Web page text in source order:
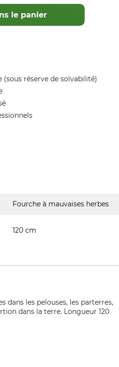
le panier
réserve de solvabilité)
Fourche à mauvaises herbes
120 cm
dans les pelouses, les parterres,
dans la terre. Longueur 120